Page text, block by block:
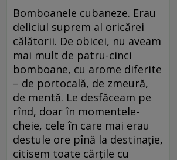
Bomboanele cubaneze. Erau
deliciul suprem al oricărei
călătorii. De obicei, nu aveam
mai mult de patru-cinci
bomboane, cu arome diferite
– de portocală, de zmeură,
de mentă. Le desfăceam pe
rînd, doar în momentele-
cheie, cele în care mai erau
destule ore pînă la destinație,
citisem toate cărțile cu